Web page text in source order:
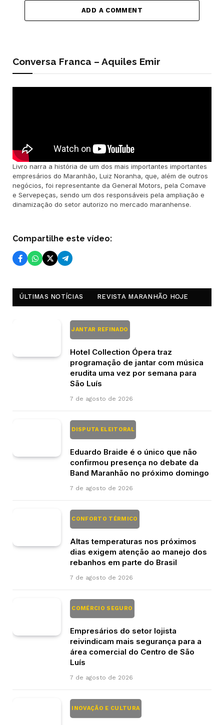
ADD A COMMENT
Conversa Franca – Aquiles Emir
Livro narra a história de um dos mais importantes importantes
empresários do Maranhão, Luiz Noranha, que, além de outros
negócios, foi representante da General Motors, pela Comave
e Servepeças, sendo um dos responsáveis pela ampliação e
dinamização do setor autorizo no mercado maranhense.
Compartilhe este vídeo:
ÚLTIMAS NOTÍCIAS REVISTA MARANHÃO HOJE
JANTAR REFINADO
Hotel Collection Ópera traz
programação de jantar com música
erudita uma vez por semana para
São Luís
7 de agosto de 2026
DISPUTA ELEITORAL
Eduardo Braide é o único que não
confirmou presença no debate da
Band Maranhão no próximo domingo
7 de agosto de 2026
CONFORTO TÉRMICO
Altas temperaturas nos próximos
dias exigem atenção ao manejo dos
rebanhos em parte do Brasil
7 de agosto de 2026
COMÉRCIO SEGURO
Empresários do setor lojista
reivindicam mais segurança para a
área comercial do Centro de São
Luís
7 de agosto de 2026
INOVAÇÃO E CULTURA